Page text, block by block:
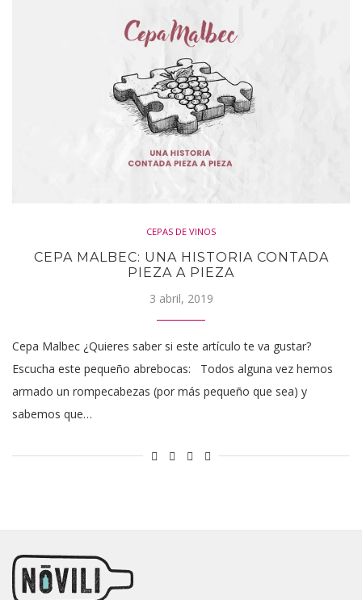
CEPAS DE VINOS
CEPA MALBEC: UNA HISTORIA CONTADA
PIEZA A PIEZA
3 abril, 2019
Cepa Malbec ¿Quieres saber si este artículo te va gustar?
Escucha este pequeño abrebocas: Todos alguna vez hemos
armado un rompecabezas (por más pequeño que sea) y
sabemos que…